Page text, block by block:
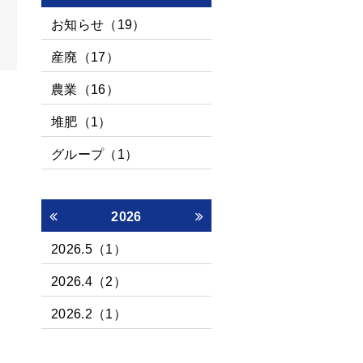
お知らせ（19）
産廃（17）
農業（16）
堆肥（1）
グループ（1）
2026
2026.5（1）
2026.4（2）
2026.2（1）